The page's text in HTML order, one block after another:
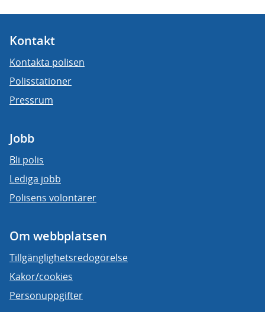
Kontakt
Kontakta polisen
Polisstationer
Pressrum
Jobb
Bli polis
Lediga jobb
Polisens volontärer
Om webbplatsen
Tillgänglighetsredogörelse
Kakor/cookies
Personuppgifter